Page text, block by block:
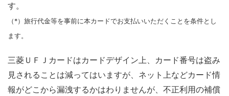
す。
（*）旅行代金等を事前に本カードでお支払いいただくことを条件とし
ます。
三菱ＵＦＪカードはカードデザイン上、カード番号は盗み
見されることは減ってはいますが、ネット上などカード情
報がどこから漏洩するかはわりませんが、不正利用の補償